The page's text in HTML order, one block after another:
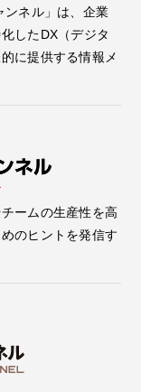
ンネル」は、企業
したDX（デジタ
に提供する情報メ
ームの生産性を高
のヒントを発信す